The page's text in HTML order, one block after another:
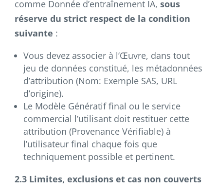
comme Donnée d’entraînement IA, sous
réserve du strict respect de la condition
suivante :
Vous devez associer à l’Œuvre, dans tout
jeu de données constitué, les métadonnées
d’attribution (Nom: Exemple SAS, URL
d’origine).
Le Modèle Génératif final ou le service
commercial l’utilisant doit restituer cette
attribution (Provenance Vérifiable) à
l’utilisateur final chaque fois que
techniquement possible et pertinent.
2.3 Limites, exclusions et cas non couverts